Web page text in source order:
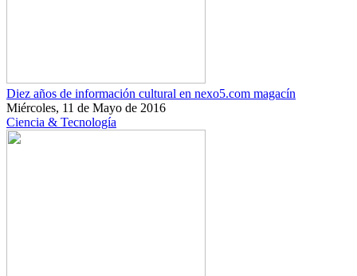
Diez años de información cultural en nexo5.com magacín
Miércoles, 11 de Mayo de 2016
Ciencia & Tecnología